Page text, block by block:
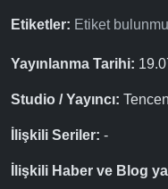
Etiketler: Etiket
Yayınlanma Tarihi:
Studio / Yayıncı:
İlişkili Seriler: -
İlişkili Haber ve Blog